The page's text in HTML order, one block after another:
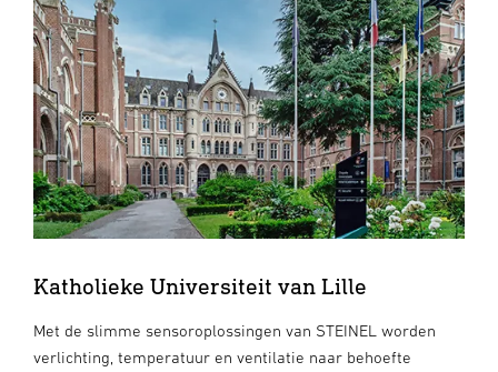
Katholieke Universiteit van Lille
Met de slimme sensoroplossingen van STEINEL worden
verlichting, temperatuur en ventilatie naar behoefte